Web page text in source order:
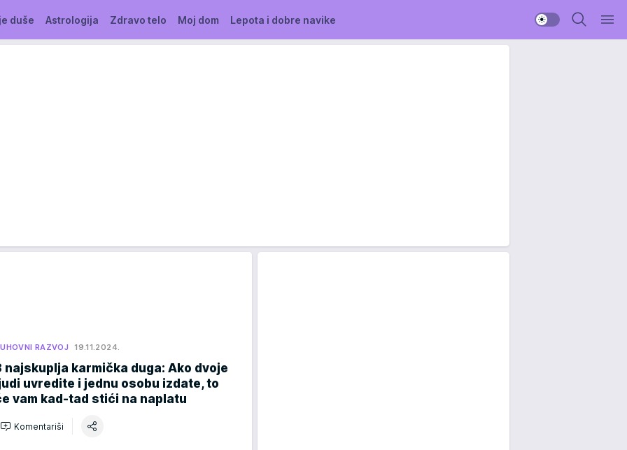
duše Astrologija Zdravo telo Moj dom Lepota i dobre navike
RAZVOJ 19.11.2024.
najskuplja karmička duga: Ako dvoje
uvredite i jednu osobu izdate, to
vam kad-tad stići na naplatu
Komentariši